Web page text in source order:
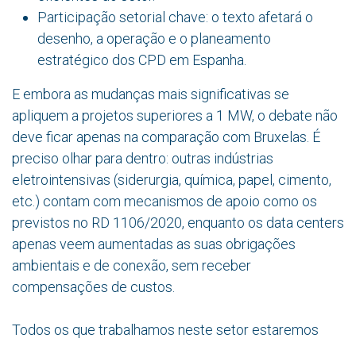
Participação setorial chave: o texto afetará o
desenho, a operação e o planeamento
estratégico dos CPD em Espanha.
E embora as mudanças mais significativas se
apliquem a projetos superiores a 1 MW, o debate não
deve ficar apenas na comparação com Bruxelas. É
preciso olhar para dentro: outras indústrias
eletrointensivas (siderurgia, química, papel, cimento,
etc.) contam com mecanismos de apoio como os
previstos no RD 1106/2020, enquanto os data centers
apenas veem aumentadas as suas obrigações
ambientais e de conexão, sem receber
compensações de custos.
Todos os que trabalhamos neste setor estaremos